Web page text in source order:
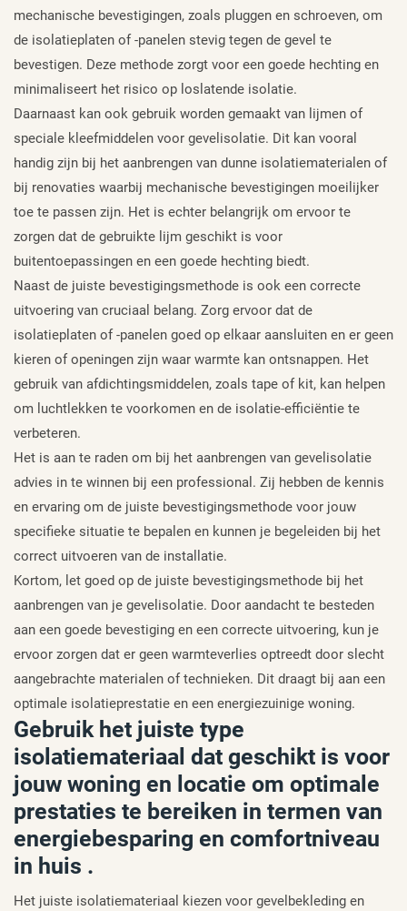
mechanische bevestigingen, zoals pluggen en schroeven, om
de isolatieplaten of -panelen stevig tegen de gevel te
bevestigen. Deze methode zorgt voor een goede hechting en
minimaliseert het risico op loslatende isolatie.
Daarnaast kan ook gebruik worden gemaakt van lijmen of
speciale kleefmiddelen voor gevelisolatie. Dit kan vooral
handig zijn bij het aanbrengen van dunne isolatiematerialen of
bij renovaties waarbij mechanische bevestigingen moeilijker
toe te passen zijn. Het is echter belangrijk om ervoor te
zorgen dat de gebruikte lijm geschikt is voor
buitentoepassingen en een goede hechting biedt.
Naast de juiste bevestigingsmethode is ook een correcte
uitvoering van cruciaal belang. Zorg ervoor dat de
isolatieplaten of -panelen goed op elkaar aansluiten en er geen
kieren of openingen zijn waar warmte kan ontsnappen. Het
gebruik van afdichtingsmiddelen, zoals tape of kit, kan helpen
om luchtlekken te voorkomen en de isolatie-efficiëntie te
verbeteren.
Het is aan te raden om bij het aanbrengen van gevelisolatie
advies in te winnen bij een professional. Zij hebben de kennis
en ervaring om de juiste bevestigingsmethode voor jouw
specifieke situatie te bepalen en kunnen je begeleiden bij het
correct uitvoeren van de installatie.
Kortom, let goed op de juiste bevestigingsmethode bij het
aanbrengen van je gevelisolatie. Door aandacht te besteden
aan een goede bevestiging en een correcte uitvoering, kun je
ervoor zorgen dat er geen warmteverlies optreedt door slecht
aangebrachte materialen of technieken. Dit draagt bij aan een
optimale isolatieprestatie en een energiezuinige woning.
Gebruik het juiste type
isolatiemateriaal dat geschikt is voor
jouw woning en locatie om optimale
prestaties te bereiken in termen van
energiebesparing en comfortniveau
in huis .
Het juiste isolatiemateriaal kiezen voor gevelbekleding en